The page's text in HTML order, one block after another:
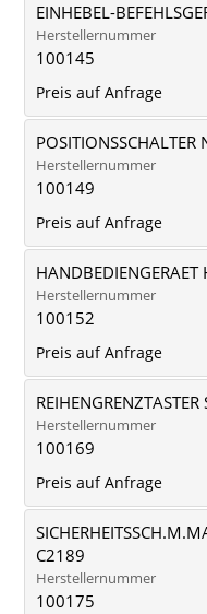
EINHEBEL-
Herstellernummer
100145
Preis auf Anfrage
Herstellernummer
100149
Preis auf Anfrage
Herstellernummer
100152
Preis auf Anfrage
Herstellernummer
100169
Preis auf Anfrage
C2189
Herstellernummer
100175